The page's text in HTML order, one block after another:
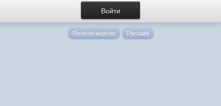
Полная версия Русский